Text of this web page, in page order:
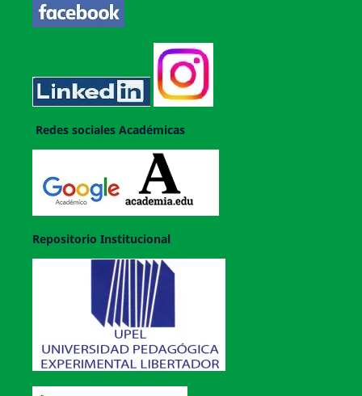
Redes sociales Académicas
Repositorio Institucional